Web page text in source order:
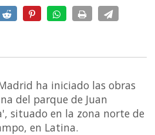
ha iniciado las obras
del parque de Juan
situado en la zona norte de
en Latina.